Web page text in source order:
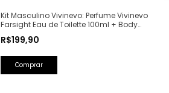
Kit Masculino Vivinevo: Perfume Vivinevo
Farsight Eau de Toilette 100ml + Body
R$199,90